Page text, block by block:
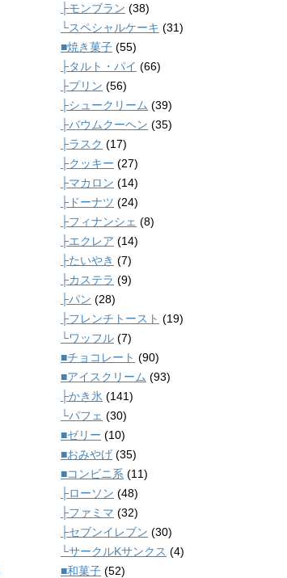
├モンブラン (38)
└スペシャルケーキ (31)
■焼き菓子 (55)
├タルト・パイ (66)
├プリン (56)
├シュークリーム (39)
├バウムクーヘン (35)
├ラスク (17)
├クッキー (27)
├マカロン (14)
├ドーナツ (24)
├フィナンシェ (8)
├エクレア (14)
├たいやき (7)
├カステラ (9)
├パン (28)
├フレンチトースト (19)
└ワッフル (7)
■チョコレート (90)
■アイスクリーム (93)
├かき氷 (141)
└パフェ (30)
■ゼリー (10)
■おみやげ (35)
■コンビニ系 (11)
├ローソン (48)
├ファミマ (32)
├セブンイレブン (30)
└サークルKサンクス (4)
■和菓子 (52)